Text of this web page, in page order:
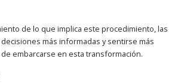
de lo que implica este procedimiento, las
más informadas y sentirse más
embarcarse en esta transformación.